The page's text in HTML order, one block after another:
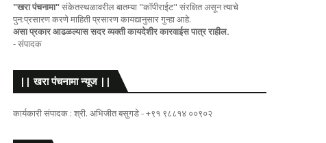
"खरा पंचनामा"संकेतस्थळावरील बातम्या "कॉपीराईट" संरक्षित असून त्याचे
पुन:प्रसारण करणे माहिती प्रसारण कायद्यानुसार गुन्हा आहे.
असा प्रकार आढळल्यास सदर व्यक्ती कायदेशीर कारवाईस पात्र राहील.
- संपादक
|| खरा पंचनामा न्यूज ||
कार्यकारी संपादक : श्री. अभिजीत बसुगडे - +९१ ९८८१४ ००९०२